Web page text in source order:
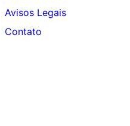
Avisos Legais
Contato